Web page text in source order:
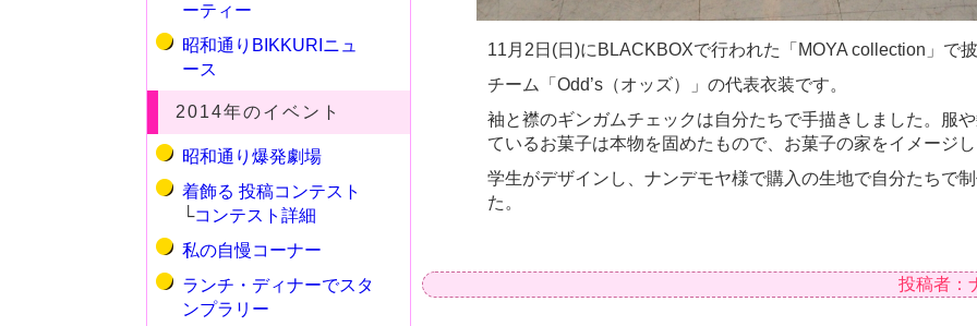
ーティー
昭和通りBIKKURIニュ
ース
2014年のイベント
昭和通り爆発劇場
着飾る 投稿コンテスト
└コンテスト詳細
私の自慢コーナー
ランチ・ディナーでスタ
ンプラリー
11月2日(日)にBLACKBOXで行われた「MOYA collection」で
チーム「Odd’s（オッズ）」の代表衣装です。
袖と襟のギンガムチェックは自分たちで手描きしました。服
ているお菓子は本物を固めたもので、お菓子の家をイメージ
学生がデザインし、ナンデモヤ様で購入の生地で自分たちで
た。
投稿者：